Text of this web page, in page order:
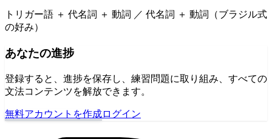
トリガー語 ＋ 代名詞 ＋ 動詞 ／ 代名詞 ＋ 動詞（ブラジル式
の好み）
あなたの進捗
登録すると、進捗を保存し、練習問題に取り組み、すべての
文法コンテンツを解放できます。
無料アカウントを作成ログイン